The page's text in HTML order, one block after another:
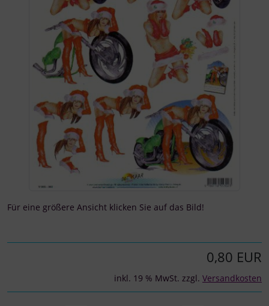
Für eine größere Ansicht klicken Sie auf das Bild!
0,80 EUR
inkl. 19 % MwSt. zzgl. Versandkosten